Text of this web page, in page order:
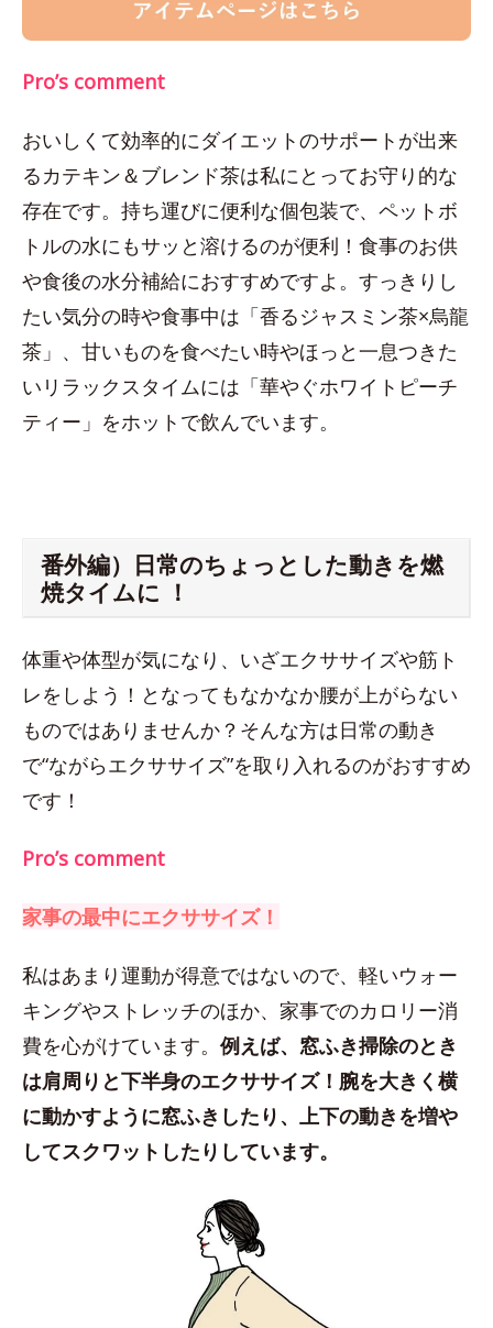
Pro’s comment
おいしくて効率的にダイエットのサポートが出来
るカテキン＆ブレンド茶は私にとってお守り的な
存在です。持ち運びに便利な個包装で、ペットボ
トルの水にもサッと溶けるのが便利！食事のお供
や食後の水分補給におすすめですよ。すっきりし
たい気分の時や食事中は「香るジャスミン茶×烏龍
茶」、甘いものを食べたい時やほっと一息つきた
いリラックスタイムには「華やぐホワイトピーチ
ティー」をホットで飲んでいます。
番外編）日常のちょっとした動きを燃
焼タイムに ！
体重や体型が気になり、いざエクササイズや筋ト
レをしよう！となってもなかなか腰が上がらない
ものではありませんか？そんな方は日常の動き
で“ながらエクササイズ”を取り入れるのがおすすめ
です！
Pro’s comment
家事の最中にエクササイズ！
私はあまり運動が得意ではないので、軽いウォー
キングやストレッチのほか、家事でのカロリー消
費を心がけています。 例えば、窓ふき掃除のとき
は肩周りと下半身のエクササイズ！腕を大きく横
に動かすように窓ふきしたり、上下の動きを増や
してスクワットしたりしています。